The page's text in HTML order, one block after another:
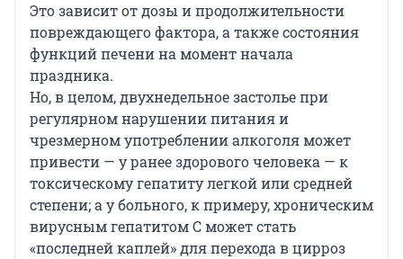
Это зависит от дозы и продолжительности
повреждающего фактора, а также состояния
функций печени на момент начала
праздника.
Но, в целом, двухнедельное застолье при
регулярном нарушении питания и
чрезмерном употреблении алкоголя может
привести — у ранее здорового человека — к
токсическому гепатиту легкой или средней
степени; а у больного, к примеру, хроническим
вирусным гепатитом С может стать
«последней каплей» для перехода в цирроз